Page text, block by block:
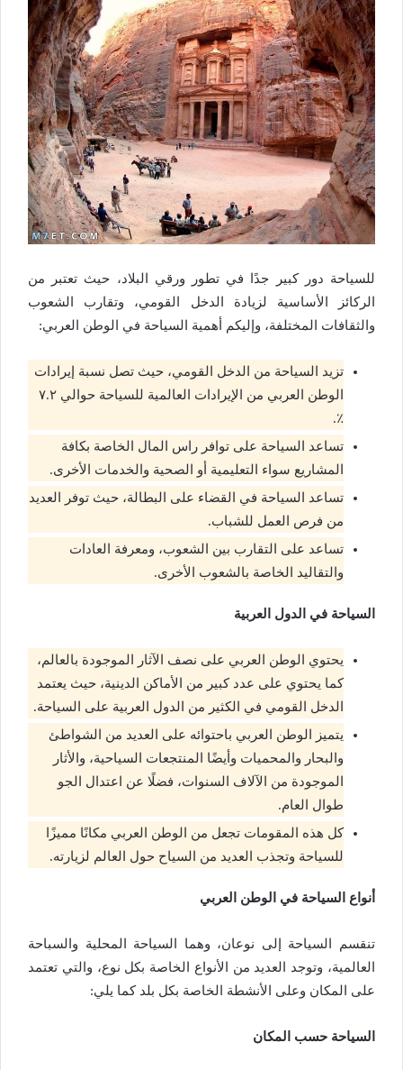
للسياحة دور كبير جدًا في تطور ورقي البلاد، حيث تعتبر من
الركائز الأساسية لزيادة الدخل القومي، وتقارب الشعوب
والثقافات المختلفة، وإليكم أهمية السياحة في الوطن العربي:
تزيد السياحة من الدخل القومي، حيث تصل نسبة إيرادات
الوطن العربي من الإيرادات العالمية للسياحة حوالي ٧.٢
٪.
تساعد السياحة على توافر راس المال الخاصة بكافة
المشاريع سواء التعليمية أو الصحية والخدمات الأخرى.
تساعد السياحة في القضاء على البطالة، حيث توفر العديد
من فرص العمل للشباب.
تساعد على التقارب بين الشعوب، ومعرفة العادات
والتقاليد الخاصة بالشعوب الأخرى.
السياحة في الدول العربية
يحتوي الوطن العربي على نصف الآثار الموجودة بالعالم،
كما يحتوي على عدد كبير من الأماكن الدينية، حيث يعتمد
الدخل القومي في الكثير من الدول العربية على السياحة.
يتميز الوطن العربي باحتوائه على العديد من الشواطئ
والبحار والمحميات وأيضًا المنتجعات السياحية، والأثار
الموجودة من الآلاف السنوات، فضلًا عن اعتدال الجو
طوال العام.
كل هذه المقومات تجعل من الوطن العربي مكانًا مميزًا
للسياحة وتجذب العديد من السياح حول العالم لزيارته.
أنواع السياحة في الوطن العربي
تنقسم السياحة إلى نوعان، وهما السياحة المحلية والسباحة
العالمية، وتوجد العديد من الأنواع الخاصة بكل نوع، والتي تعتمد
على المكان وعلى الأنشطة الخاصة بكل بلد كما يلي:
السياحة حسب المكان